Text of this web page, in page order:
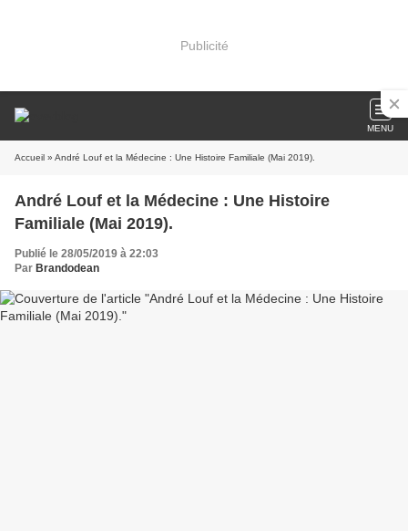
Publicité
MENU
Accueil » André Louf et la Médecine : Une Histoire Familiale (Mai 2019).
André Louf et la Médecine : Une Histoire
Familiale (Mai 2019).
Publié le 28/05/2019 à 22:03
Par Brandodean